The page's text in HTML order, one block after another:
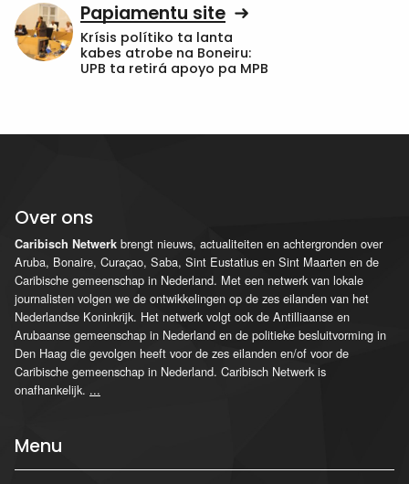
Papiamentu site
Krísis polítiko ta lanta
kabes atrobe na Boneiru:
UPB ta retirá apoyo pa MPB
Over ons
Caribisch Netwerk brengt nieuws, actualiteiten en achtergronden over
Aruba, Bonaire, Curaçao, Saba, Sint Eustatius en Sint Maarten en de
Caribische gemeenschap in Nederland. Met een netwerk van lokale
journalisten volgen we de ontwikkelingen op de zes eilanden van het
Nederlandse Koninkrijk. Het netwerk volgt ook de Antilliaanse en
Arubaanse gemeenschap in Nederland en de politieke besluitvorming in
Den Haag die gevolgen heeft voor de zes eilanden en/of voor de
Caribische gemeenschap in Nederland. Caribisch Netwerk is
onafhankelijk. ...
Menu